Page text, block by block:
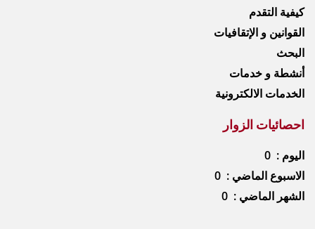
كيفية التقدم
القوانين و الإتقافيات
البحث
أنشطة و خدمات
الخدمات الالكترونية
احصائيات الزوار
اليوم : 0
الاسبوع الماضي : 0
الشهر الماضي : 0